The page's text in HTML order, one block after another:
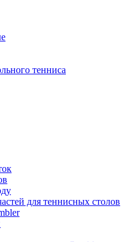
тенниса
для теннисных столов